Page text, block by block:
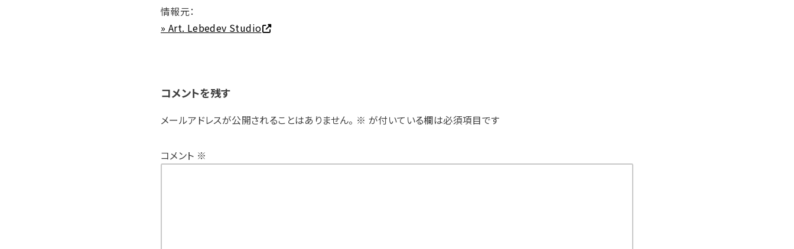
情報元：
» Art. Lebedev Studio
コメントを残す
メールアドレスが公開されることはありません。 ※ が付いている欄は必須項目です
コメント ※